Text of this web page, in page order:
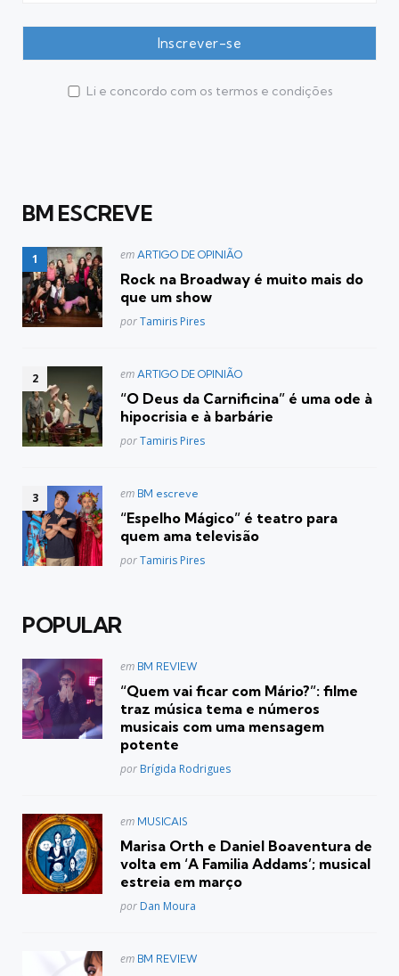
Li e concordo com os termos e condições
BM ESCREVE
Postado
em ARTIGO DE OPINIÃO
Rock na Broadway é muito mais do
que um show
Posted
porTamiris Pires
Postado
em ARTIGO DE OPINIÃO
“O Deus da Carnificina” é uma ode à
hipocrisia e à barbárie
Posted
porTamiris Pires
Postado
em BM escreve
“Espelho Mágico” é teatro para
quem ama televisão
Posted
porTamiris Pires
POPULAR
Postado
em BM REVIEW
“Quem vai ficar com Mário?”: filme
traz música tema e números
musicais com uma mensagem
potente
Posted
por Brígida Rodrigues
Postado
em MUSICAIS
Marisa Orth e Daniel Boaventura de
volta em ‘A Familia Addams’; musical
estreia em março
Posted
por Dan Moura
Postado
em BM REVIEW